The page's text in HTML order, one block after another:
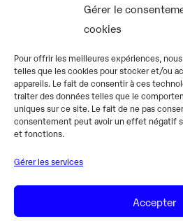
Gérer le
cookies
Pour offrir les meilleures expériences,
telles que les cookies pour stocker et/ou
appareils. Le fait de consentir à ces
traiter des données telles que le
uniques sur ce site. Le fait de ne pas
consentement peut avoir un effet négatif
et fonctions.
Gérer les services
Accepter
Alternateur fermé
18 Août